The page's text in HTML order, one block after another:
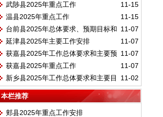
标
11-15
武陟县2025年重点工作
11-15
温县2025年重点工作
11-07
台前县2025年总体要求、预期目标和
重点任务
11-07
延津县2025年主要工作安排
11-07
获嘉县2025年工作总体要求和主要预
期目标
11-07
获嘉县2025年重点工作
11-02
新乡县2025年工作总体要求和主要目
标
本栏推荐
郏县2025年重点工作安排